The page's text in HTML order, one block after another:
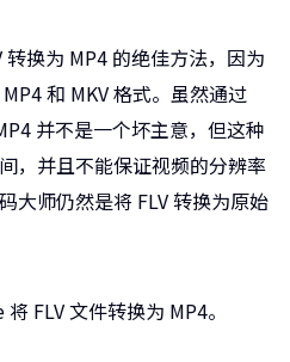
换为 MP4 的绝佳方法，因为
和 MKV 格式。虽然通过
并不是一个坏主意，但这种
，并且不能保证视频的分辨率
大师仍然是将 FLV 转换为原始
FLV 文件转换为 MP4。